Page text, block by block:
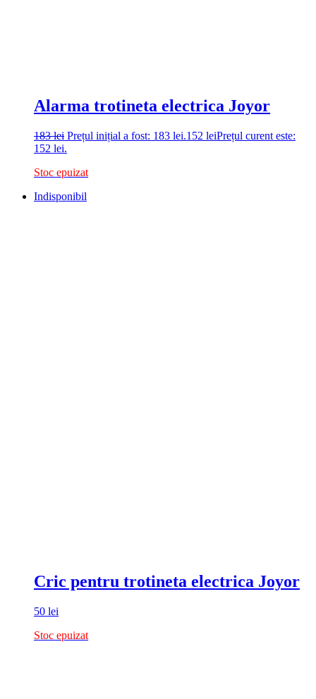
Alarma trotineta electrica Joyor
183lei Prețul inițial a fost: 183 lei.152 leiPrețul curent este:
152 lei.
Stoc epuizat
Indisponibil
Cric pentru trotineta electrica Joyor
50 lei
Stoc epuizat